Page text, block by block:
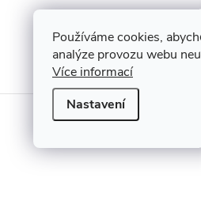
Používáme cookies,
analýze provozu webu
Více informací
Nastavení